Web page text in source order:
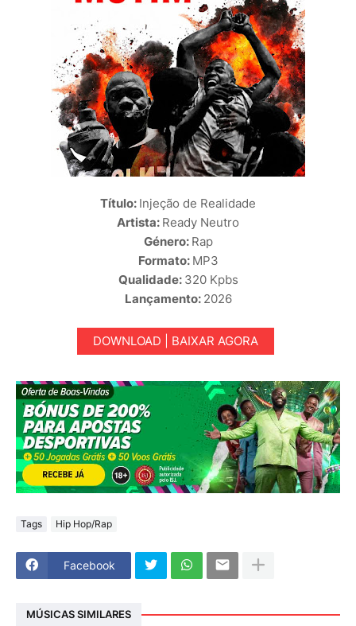
Título: Injeção de Realidade
Artista: Ready Neutro
Género: Rap
Formato: MP3
Qualidade: 320 Kpbs
Lançamento: 2026
DOWNLOAD | BAIXAR AGORA
Tags Hip Hop/Rap
Facebook
MÚSICAS SIMILARES